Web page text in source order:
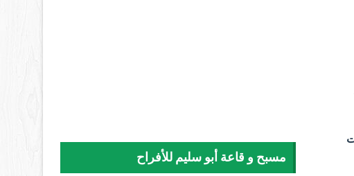
مسبح و قاعة أبو سليم للأفراح